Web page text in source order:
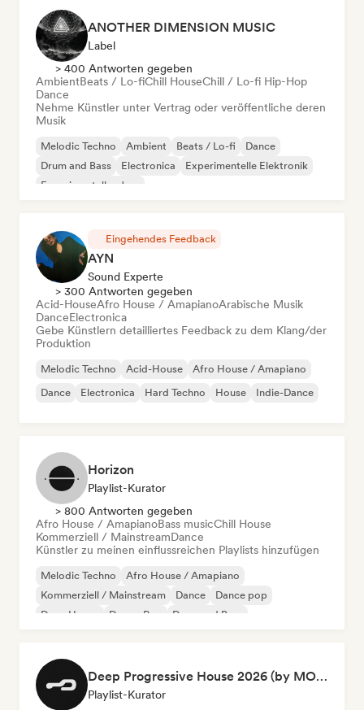
ANOTHER DIMENSION MUSIC
Label
> 400 Antworten gegeben
AmbientBeats / Lo-fiChill HouseChill / Lo-fi Hip-Hop
Dance
Nehme Künstler unter Vertrag oder veröffentliche deren
Musik
Melodic Techno Ambient Beats / Lo-fi
Dance
Drum and Bass
Electronica
Experimentelle Elektronik
Experimenteller Jazz
Eingehendes Feedback
AYN
Sound Experte
> 300 Antworten gegeben
Acid-HouseAfro House / AmapianoArabische Musik
DanceElectronica
Gebe Künstlern detailliertes Feedback zu dem Klang/der
Produktion
Melodic Techno Acid-House
Afro House / Amapiano
Dance
Electronica Hard Techno House Indie-Dance
Horizon
Playlist-Kurator
> 800 Antworten gegeben
Afro House / AmapianoBass musicChill House
Kommerziell / MainstreamDance
Künstler zu meinen einflussreichen Playlists hinzufügen
Melodic Techno
Afro House / Amapiano
Kommerziell / Mainstream
Dance
Dance pop
Deep House
Dream Pop Drum and Bass
Deep Progressive House 2026 (by MODERNDEEP)
Playlist-Kurator